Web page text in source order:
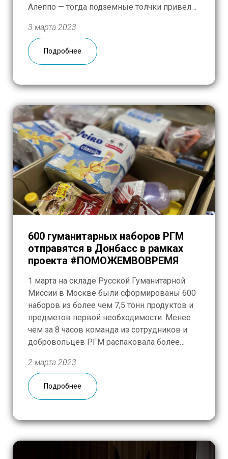
Алеппо — тогда подземные толчки привели
лишившихся кормильцев, крова, средств к
существованию — в разы больше. Люди
утратили всё, кроме […]
3 марта 2023
Подробнее
600 гуманитарных наборов РГМ
отправятся в Донбасс в рамках
проекта #ПОМОЖЕМВОВРЕМЯ
1 марта на складе Русской Гуманитарной
Миссии в Москве были сформированы 600
наборов из более чем 7,5 тонн продуктов и
предметов первой необходимости. Менее
чем за 8 часов команда из сотрудников и
добровольцев РГМ распаковала более
товаров гуманитарные наборы, в каждый
из которых вошли:
консервы, сгущенное молоко, разные […]
2 марта 2023
Подробнее